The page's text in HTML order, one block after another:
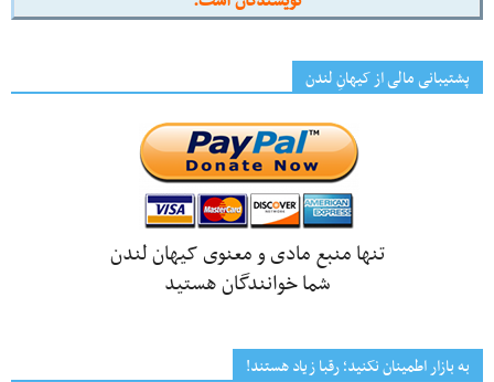
پشتیبانی مالی از کیهانِ لندن
تنها منبع مادی و معنوی کیهان لندن
شما خوانندگان هستید
به بازار اطمینان نکنید؛ رقبا زیاد هستند!